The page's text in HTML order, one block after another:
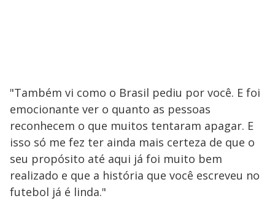
"Também vi como o Brasil pediu por você. E foi
emocionante ver o quanto as pessoas
reconhecem o que muitos tentaram apagar. E
isso só me fez ter ainda mais certeza de que o
seu propósito até aqui já foi muito bem
realizado e que a história que você escreveu no
futebol já é linda."